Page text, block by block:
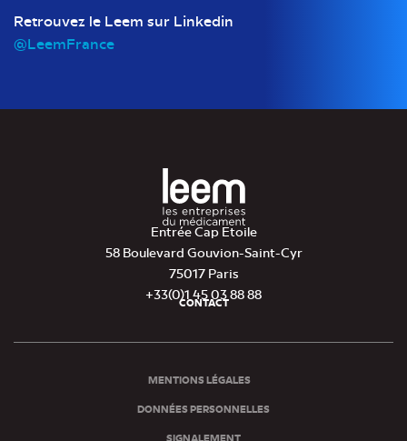
Retrouvez le Leem sur Linkedin
@LeemFrance
Entrée Cap Etoile
58 Boulevard Gouvion-Saint-Cyr
75017 Paris
+33(0)1 45 03 88 88
de
CONTACT
MENTIONS LÉGALES
DONNÉES PERSONNELLES
SIGNALEMENT